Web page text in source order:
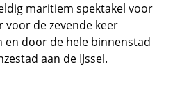
maritiem spektakel voor
de zevende keer
en door de hele binnenstad
aan de IJssel.